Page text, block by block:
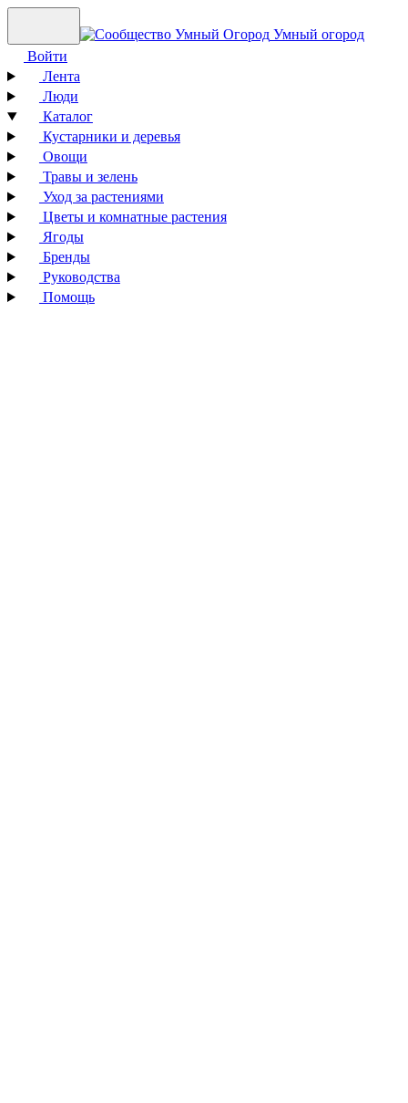
Умный огород
Войти
Лента
Люди
Каталог
Кустарники и деревья
Овощи
Травы и зелень
Уход за растениями
Цветы и комнатные растения
Ягоды
Бренды
Руководства
Помощь